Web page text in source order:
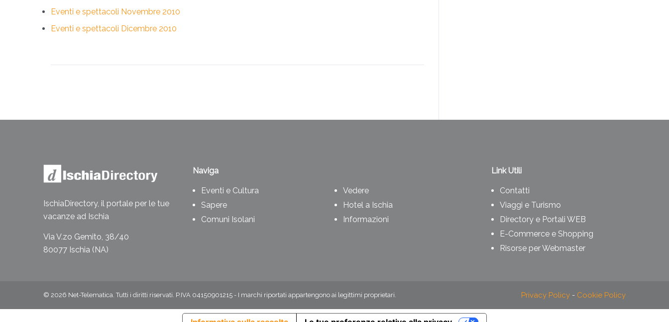
Eventi e spettacoli Novembre 2010
Eventi e spettacoli Dicembre 2010
IschiaDirectory, il portale per le tue
vacanze ad Ischia
Via V.zo Gemito, 38/40
80077 Ischia (NA)
Naviga
Eventi e Cultura
Sapere
Comuni Isolani
Vedere
Hotel a Ischia
Informazioni
Link Utili
Contatti
Viaggi e Turismo
Directory e Portali WEB
E-Commerce e Shopping
Risorse per Webmaster
© 2026 Net-Telematica. Tutti i diritti riservati. P.IVA 04150901215 - I marchi riportati appartengono ai legittimi proprietari. Privacy Policy - Cookie Policy